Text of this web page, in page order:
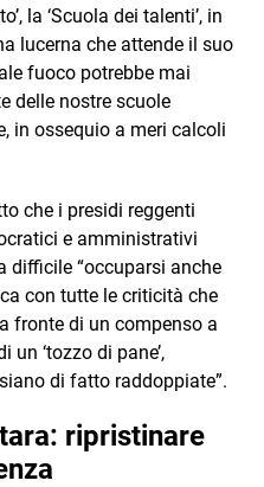
la ‘Scuola dei talenti’, in
lucerna che attende il suo
fuoco potrebbe mai
delle nostre scuole
in ossequio a meri calcoli
che i presidi reggenti
e amministrativi
difficile “occuparsi anche
con tutte le criticità che
fronte di un compenso a
‘tozzo di pane’,
di fatto raddoppiate”.
ripristinare